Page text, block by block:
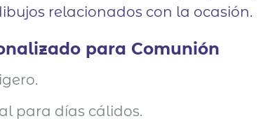
relacionados con la ocasión.
para Comunión
para días cálidos.